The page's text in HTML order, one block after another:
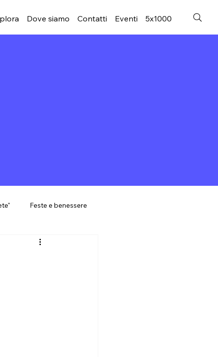
Dove siamo Contatti Eventi 5x1000
Feste e benessere
Un grazie a te!